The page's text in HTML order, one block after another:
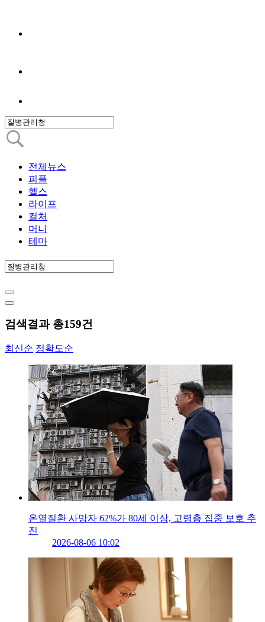
전체뉴스
피플
헬스
라이프
컬처
머니
테마
검색결과 총159건
최신순 정확도순
온열질환 사망자 62%가 80세 이상, 고령층 집중 보호 추
진
2026-08-06 10:02